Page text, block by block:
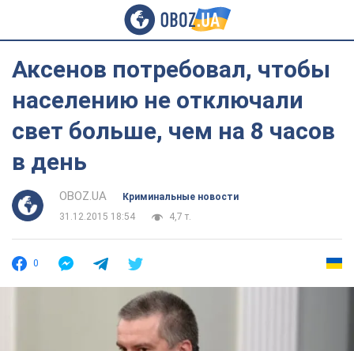
Аксенов потребовал, чтобы
населению не отключали
свет больше, чем на 8 часов
в день
OBOZ.UA
Криминальные новости
31.12.2015 18:54
4,7 т.
0